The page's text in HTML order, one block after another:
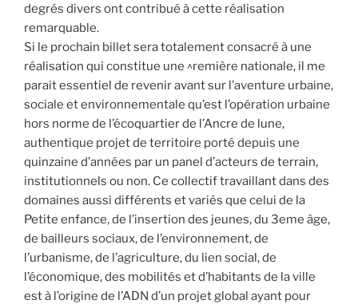
degrés divers ont contribué à cette réalisation
remarquable.
Si le prochain billet sera totalement consacré à une
réalisation qui constitue une ^remière nationale, il me
parait essentiel de revenir avant sur l’aventure urbaine,
sociale et environnementale qu’est l’opération urbaine
hors norme de l’écoquartier de l’Ancre de lune,
authentique projet de territoire porté depuis une
quinzaine d’années par un panel d’acteurs de terrain,
institutionnels ou non. Ce collectif travaillant dans des
domaines aussi différents et variés que celui de la
Petite enfance, de l’insertion des jeunes, du 3eme âge,
de bailleurs sociaux, de l’environnement, de
l’urbanisme, de l’agriculture, du lien social, de
l’économique, des mobilités et d’habitants de la ville
est à l’origine de l’ADN d’un projet global ayant pour